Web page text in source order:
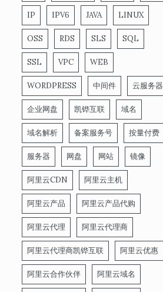
IP IPV6 JAVA LINUX
OSS RDS SLS SQL
SSL VPC WEB
WORDPRESS 中间件 云服务器
企业网盘 凯铧互联 域名
域名解析 备案服务号 按量付费
服务器 网盘 网站 镜像
阿里云CDN 阿里云主机
阿里云产品 阿里云产品代购
阿里云代理 阿里云代理商
阿里云代理商凯铧互联 阿里云优惠
阿里云合作伙伴 阿里云域名